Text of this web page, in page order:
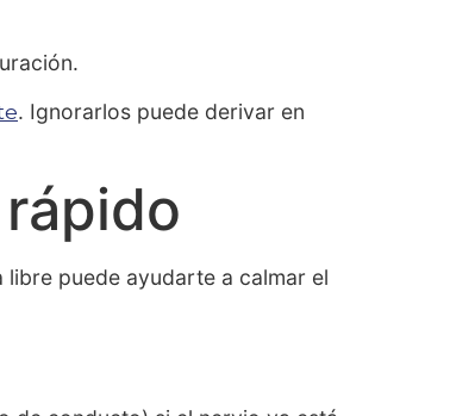
. Ignorarlos puede derivar en
puede ayudarte a calmar el